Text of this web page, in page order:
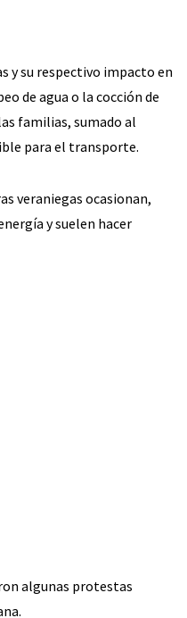
y su respectivo impacto en
de agua o la cocción de
familias, sumado al
para el transporte.
veraniegas ocasionan,
y suelen hacer
algunas protestas